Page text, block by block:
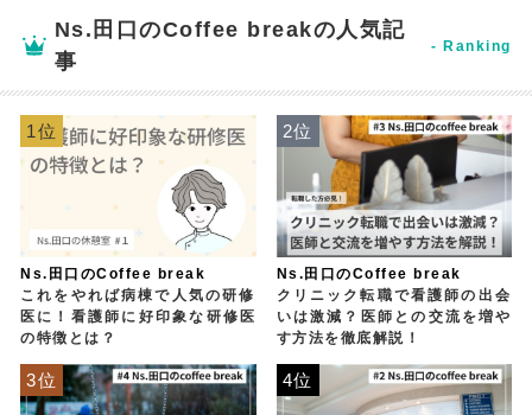
Ns.田口のCoffee breakの人気記
事
Ns.田口のCoffee break
これをやれば病棟で人気の研修
医に！看護師に好印象な研修医
の特徴とは？
1位
Ns.田口のCoffee break
クリニック転職で看護師の出会
いは激減？医師との交流を増や
す方法を徹底解説！
2位
3位 4位